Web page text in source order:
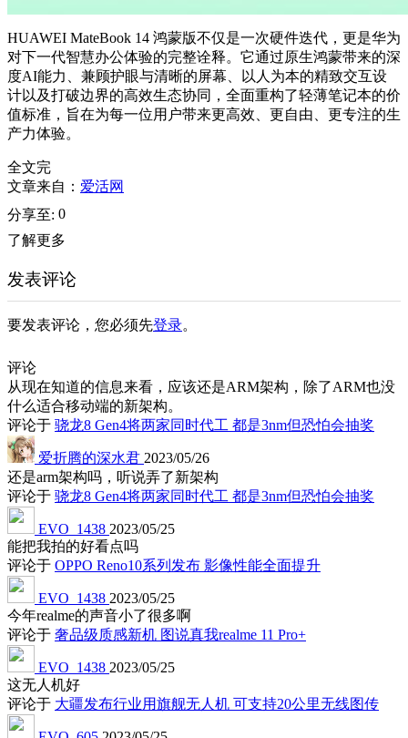
HUAWEI MateBook 14 鸿蒙版不仅是一次硬件迭代，更是华为
对下一代智慧办公体验的完整诠释。它通过原生鸿蒙带来的深
度AI能力、兼顾护眼与清晰的屏幕、以人为本的精致交互设
计以及打破边界的高效生态协同，全面重构了轻薄笔记本的价
值标准，旨在为每一位用户带来更高效、更自由、更专注的生
产力体验。
全文完
文章来自： 爱活网
分享至: 0
了解更多
发表评论
要发表评论，您必须先登录。
评论
从现在知道的信息来看，应该还是ARM架构，除了ARM也没
什么适合移动端的新架构。
评论于 骁龙8 Gen4将两家同时代工 都是3nm但恐怕会抽奖
爱折腾的深水君 2023/05/26
还是arm架构吗，听说弄了新架构
评论于 骁龙8 Gen4将两家同时代工 都是3nm但恐怕会抽奖
EVO_1438 2023/05/25
能把我拍的好看点吗
评论于 OPPO Reno10系列发布 影像性能全面提升
EVO_1438 2023/05/25
今年realme的声音小了很多啊
评论于 奢品级质感新机 图说真我realme 11 Pro+
EVO_1438 2023/05/25
这无人机好
评论于 大疆发布行业用旗舰无人机 可支持20公里无线图传